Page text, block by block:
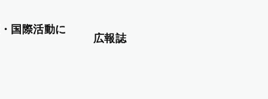
国際活動に
広報誌